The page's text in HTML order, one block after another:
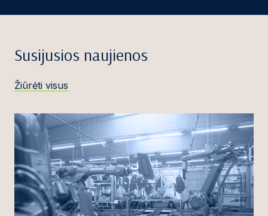
Susijusios naujienos
Žiūrėti visus